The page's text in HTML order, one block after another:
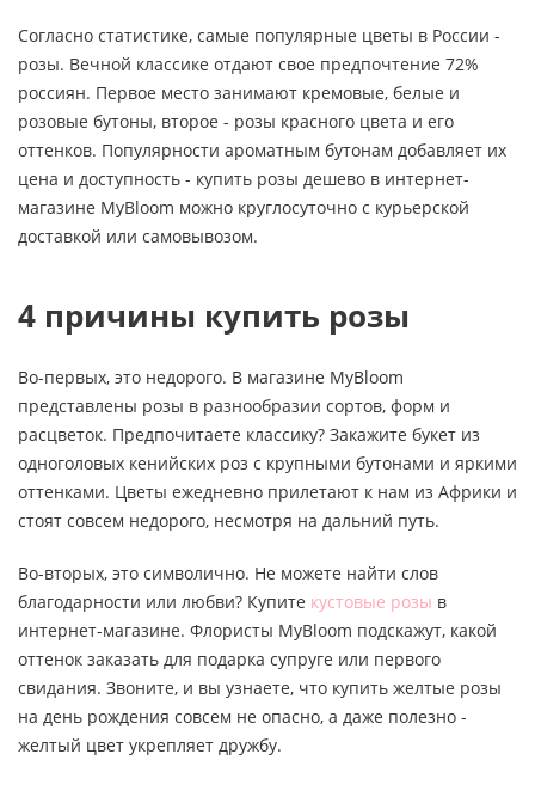
Согласно статистике, самые популярные цветы в России -
розы. Вечной классике отдают свое предпочтение 72%
россиян. Первое место занимают кремовые, белые и
розовые бутоны, второе - розы красного цвета и его
оттенков. Популярности ароматным бутонам добавляет их
цена и доступность - купить розы дешево в интернет-
магазине MyBloom можно круглосуточно с курьерской
доставкой или самовывозом.
4 причины купить розы
Во-первых, это недорого. В магазине MyBloom
представлены розы в разнообразии сортов, форм и
расцветок. Предпочитаете классику? Закажите букет из
одноголовых кенийских роз с крупными бутонами и яркими
оттенками. Цветы ежедневно прилетают к нам из Африки и
стоят совсем недорого, несмотря на дальний путь.
Во-вторых, это символично. Не можете найти слов
благодарности или любви? Купите кустовые розы в
интернет-магазине. Флористы MyBloom подскажут, какой
оттенок заказать для подарка супруге или первого
свидания. Звоните, и вы узнаете, что купить желтые розы
на день рождения совсем не опасно, а даже полезно -
желтый цвет укрепляет дружбу.